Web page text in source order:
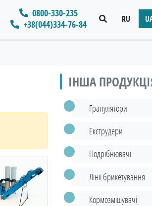
0800-330-235
+38(044)334-76-84
RU
ІНША
Гранулятори
Екструдери
Подрібнювачі
Лінії брикетування
Кормозмішувачі